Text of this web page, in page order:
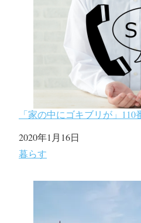
「家の中にゴキブリが」
日付
2020年1月16日
関連理由
暮らす